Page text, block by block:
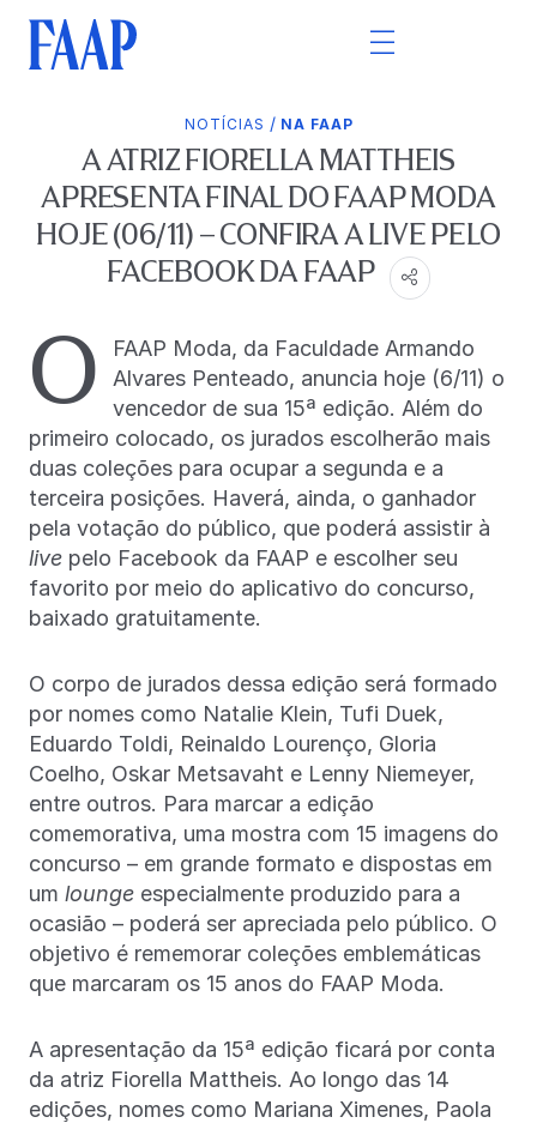
NOTÍCIAS / NA FAAP
A ATRIZ FIORELLA MATTHEIS
APRESENTA FINAL DO FAAP MODA
HOJE (06/11) – CONFIRA A LIVE PELO
FACEBOOK DA FAAP
O
FAAP Moda, da Faculdade Armando
Alvares Penteado, anuncia hoje (6/11) o
vencedor de sua 15ª edição. Além do
primeiro colocado, os jurados escolherão mais
duas coleções para ocupar a segunda e a
terceira posições. Haverá, ainda, o ganhador
pela votação do público, que poderá assistir à
live pelo Facebook da FAAP e escolher seu
favorito por meio do aplicativo do concurso,
baixado gratuitamente.
O corpo de jurados dessa edição será formado
por nomes como Natalie Klein, Tufi Duek,
Eduardo Toldi, Reinaldo Lourenço, Gloria
Coelho, Oskar Metsavaht e Lenny Niemeyer,
entre outros. Para marcar a edição
comemorativa, uma mostra com 15 imagens do
concurso – em grande formato e dispostas em
um lounge especialmente produzido para a
ocasião – poderá ser apreciada pelo público. O
objetivo é rememorar coleções emblemáticas
que marcaram os 15 anos do FAAP Moda.
A apresentação da 15ª edição ficará por conta
da atriz Fiorella Mattheis. Ao longo das 14
edições, nomes como Mariana Ximenes, Paola